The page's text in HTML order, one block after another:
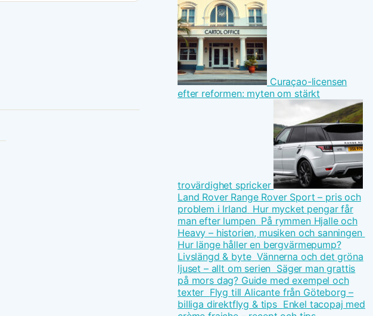
Curaçao-licensen
efter reformen: myten om stärkt
trovärdighet spricker
Land Rover Range Rover Sport – pris och
problem i Irland Hur mycket pengar får
man efter lumpen På rymmen Hjalle och
Heavy – historien, musiken och sanningen
Hur länge håller en bergvärmepump?
Livslängd & byte Vännerna och det gröna
ljuset – allt om serien Säger man grattis
på mors dag? Guide med exempel och
texter Flyg till Alicante från Göteborg –
billiga direktflyg & tips Enkel tacopaj med